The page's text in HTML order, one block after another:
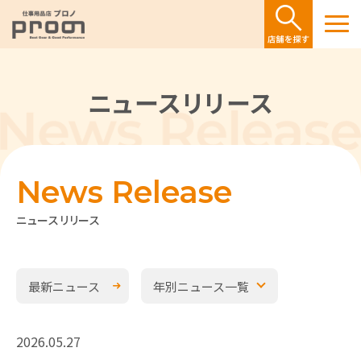
ニュースリリース
ニュースリリース
News Release
最新ニュース 年別ニュース一覧
2026.05.27